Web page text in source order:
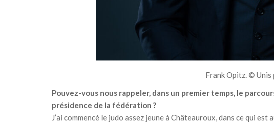
Frank Opitz. © Unis
Pouvez-vous nous rappeler, dans un premier temps, le
présidence de la fédération ?
J’ai commencé le judo assez jeune à Châteauroux, dans ce qui